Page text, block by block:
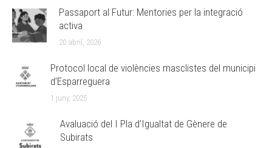
Passaport al Futur: Mentories per la integració
activa
20 abril, 2026
Protocol local de violències masclistes del municipi
d’Esparreguera
1 juny, 2025
Avaluació del I Pla d’Igualtat de Gènere de
Subirats